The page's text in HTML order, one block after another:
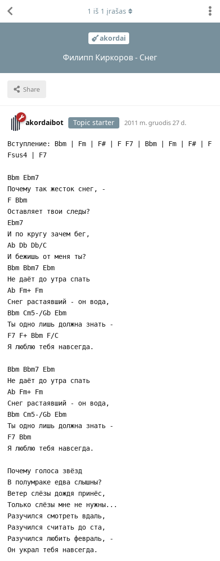
akordai
Филипп Киркоров - Снег
Share
1 iš 1 įrašas
akordaibot Topic starter 2011 m. gruodis 27 d.
Вступление: Bbm | Fm | F# | F F7 | Bbm | Fm | F# | F
Fsus4 | F7
Bbm Ebm7
Почему так жесток снег, -
F Bbm
Оставляет твои следы?
Ebm7
И по кругу зачем бег,
Ab Db Db/C
И бежишь от меня ты?
Bbm Bbm7 Ebm
Не даёт до утра спать
Ab Fm+ Fm
Снег растаявший - он вода,
Bbm Cm5-/Gb Ebm
Ты одно лишь должна знать -
F7 F+ Bbm F/C
Я люблю тебя навсегда.
Bbm Bbm7 Ebm
Не даёт до утра спать
Ab Fm+ Fm
Снег растаявший - он вода,
Bbm Cm5-/Gb Ebm
Ты одно лишь должна знать -
F7 Bbm
Я люблю тебя навсегда.
Почему голоса звёзд
В полумраке едва слышны?
Ветер слёзы дождя принёс,
Только слёзы мне не нужны...
Разучился смотреть вдаль,
Разучился считать до ста,
Разучился любить февраль, -
Он украл тебя навсегда.